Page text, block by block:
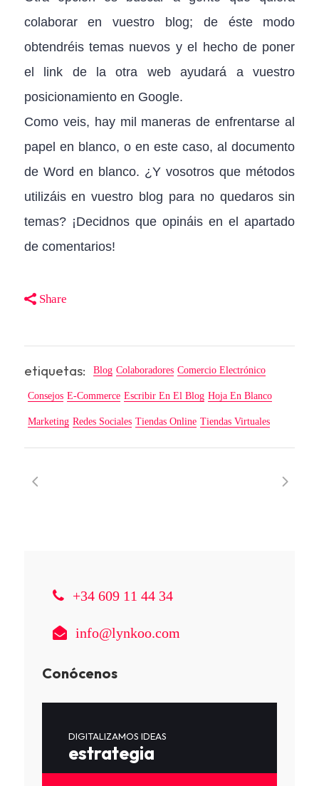
colaborar en vuestro blog; de éste modo
obtendréis temas nuevos y el hecho de poner
el link de la otra web ayudará a vuestro
posicionamiento en Google.
Como veis, hay mil maneras de enfrentarse al
papel en blanco, o en este caso, al documento
de Word en blanco. ¿Y vosotros que métodos
utilizáis en vuestro blog para no quedaros sin
temas? ¡Decidnos que opináis en el apartado
de comentarios!
Share
etiquetas: Blog Colaboradores Comercio Electrónico
Consejos E-Commerce Escribir En El Blog Hoja En Blanco
Marketing Redes Sociales Tiendas Online Tiendas Virtuales
+34 609 11 44 34
info@lynkoo.com
Conócenos
DIGITALIZAMOS IDEAS
estrategia